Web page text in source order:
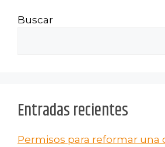
Buscar
Entradas recientes
Permisos para reformar una